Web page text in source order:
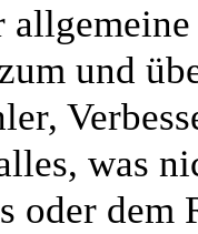
und
was
oder dem